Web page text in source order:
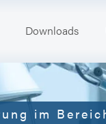
Downloads
im